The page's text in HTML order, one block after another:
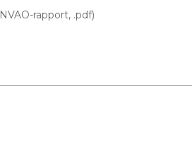
rapport, .pdf)